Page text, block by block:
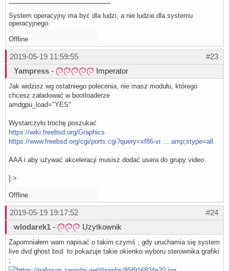
System operacyjny ma być dla ludzi, a nie ludzie dla systemu
operacyjnego.
Offline
#23
2019-05-19 11:59:55
Yampress - Imperator
Jak widzisz wg ostatniego polecenia, nie masz modułu, którego
chcesz załadować w bootloaderze
amdgpu_load="YES"
Wystarczyło trochę poszukać
https://wiki.freebsd.org/Graphics
https://www.freebsd.org/cgi/ports.cgi?query=xf86-vi … amp;stype=all
AAA i aby używać akceleracji musisz dodać usera do grupy video
]:>
Offline
#24
2019-05-19 19:17:52
wlodarek1 - Użytkownik
Zapomniałem wam napisać o takim czymś ; gdy uruchamia się system
live dvd ghost bsd to pokazuje takie okienko wyboru sterownika grafiki
;